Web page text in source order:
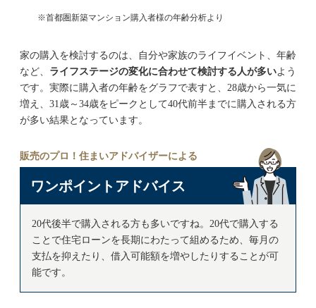
首都圏新築マンション購入者様の年齢分析より
家の購入を検討するのは、自分や家族のライフイベント、年齢
など、 ライフステージの変化に合わせて検討する人が多いよう
です。実際に購入者の年齢をグラフで表すと、28歳から一気に
増え、31歳～34歳をピークとして40代前半までに購入される方
が多い結果となっています。
販売のプロ！住まいアドバイザーによる
ワンポイントアドバイス
20代後半で購入される方も多いですね。20代で購入する
ことで住宅ローンを長期にわたって組めるため、毎月の
支払を抑えたり、借入可能額を増やしたりすることが可
能です。